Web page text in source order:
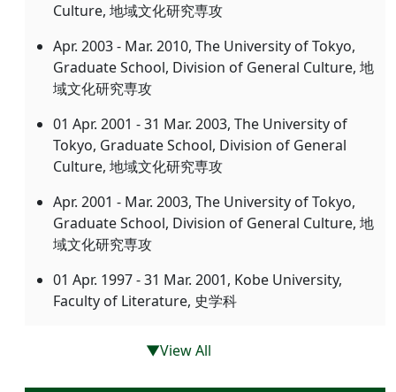
Culture, 地域文化研究専攻
Apr. 2003 - Mar. 2010, The University of Tokyo,
Graduate School, Division of General Culture, 地
域文化研究専攻
01 Apr. 2001 - 31 Mar. 2003, The University of
Tokyo, Graduate School, Division of General
Culture, 地域文化研究専攻
Apr. 2001 - Mar. 2003, The University of Tokyo,
Graduate School, Division of General Culture, 地
域文化研究専攻
01 Apr. 1997 - 31 Mar. 2001, Kobe University,
Faculty of Literature, 史学科
▼View All